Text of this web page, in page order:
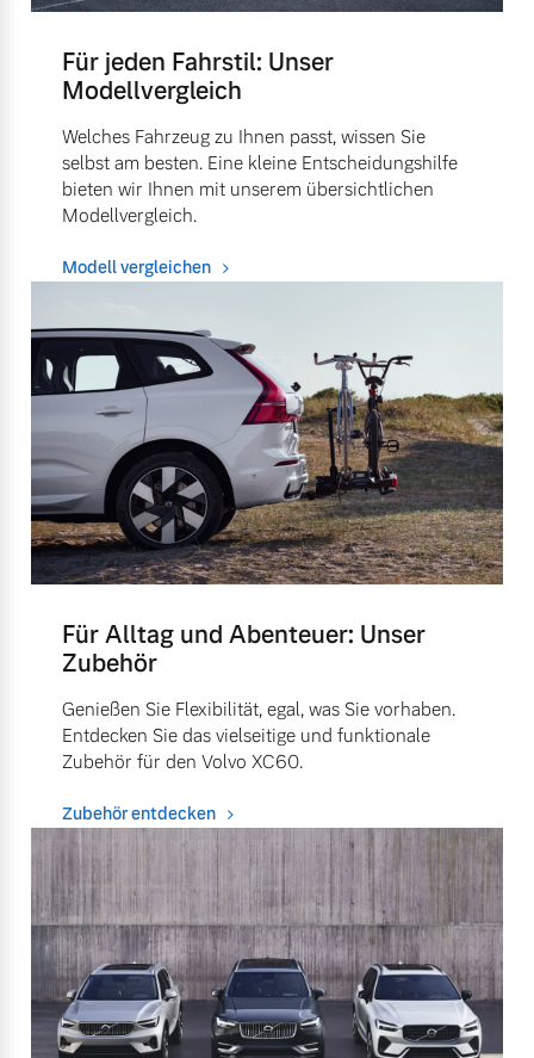
Für jeden Fahrstil: Unser
Modellvergleich
Welches Fahrzeug zu Ihnen passt, wissen Sie
selbst am besten. Eine kleine Entscheidungshilfe
bieten wir Ihnen mit unserem übersichtlichen
Modellvergleich.
Modell vergleichen
Für Alltag und Abenteuer: Unser
Zubehör
Genießen Sie Flexibilität, egal, was Sie vorhaben.
Entdecken Sie das vielseitige und funktionale
Zubehör für den Volvo XC60.
Zubehör entdecken